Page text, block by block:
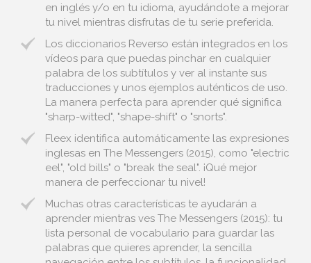
en inglés y/o en tu idioma, ayudándote a mejorar
tu nivel mientras disfrutas de tu serie preferida.
Los diccionarios Reverso están integrados en los
vídeos para que puedas pinchar en cualquier
palabra de los subtítulos y ver al instante sus
traducciones y unos ejemplos auténticos de uso.
La manera perfecta para aprender qué significa
"sharp-witted", "shape-shift" o "snorts".
Fleex identifica automáticamente las expresiones
inglesas en The Messengers (2015), como "electric
eel", "old bills" o "break the seal". ¡Qué mejor
manera de perfeccionar tu nivel!
Muchas otras características te ayudarán a
aprender mientras ves The Messengers (2015): tu
lista personal de vocabulario para guardar las
palabras que quieres aprender, la sencilla